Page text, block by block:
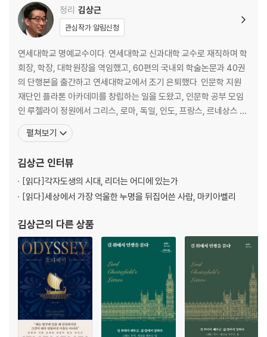
지시와 위임 : 직원에게 자기 자식을 낳아 기르게 하라
대화와 자각 : 소크라테스의 대화법이 필요한 순간
돌파력 : 모든 실패가 성공의 어머니는 아니다
극복과 성장 : 실패 경험이 있는 사람을 채용하라
[格의 발견] 실패와 극복에 관한 나 자신의 이야기
에필로그 | 새 시대의 새 선수들을 기다리며
감사의 글
프롤로그 | 변신
본성 vs 훈련 : 리더는 타고나는 것인가, 길러지는 것인가
리더의 일 : 리더는 뇌처럼 일해야 한다
리더의 가치 : 최상의 리더, 최악의 리더
변화와 변신 : 미래를 대비하는 선제적 준비
리더의 시간 : 일하는 시간 vs 생각하는 시간
의사 결정 : 무엇을, 왜, 어떻게 결정할 것인가?
[格의 발견] 리더가 독서광이 되어야 하는 이유
정리 김상근
관심작가 알림신청
연세대학교 명예교수이다. 연세대학교 신과대학 교수로 재직하며 학
회장, 학장, 대학원장을 역임했고, 60편의 국내외 학술논문과 40권
의 단행본을 출간하고 연세대학교에서 조기 은퇴했다. 인문학 지원
재단인 플라톤 아카데미를 창립하는 일을 도왔고, 인문학 공부 모임
인 루첼라이 정원에서 그리스, 로마, 독일, 인도, 프랑스, 르네상스 시
대의 고전, 유대 문학과 셰익스피어의 명작 등을 주제로 8년간 강의
했다. 『르네상스 창조경영』를 포함한 3권이 학술원 우수 연구서로 선
도서로 선정되었다. 화가인 카라바조와 엘 그레
펼쳐보기
김상근 인터뷰
[읽다]각자도생의 시대, 리더는 어디에 있는가
[읽다]세상에서 가장 억울한 누명을 뒤집어쓴 사람, 마키아벨리
김상근의 다른 상품